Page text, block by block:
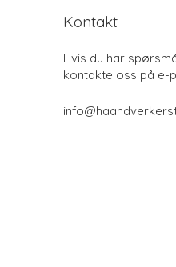
Kontakt
Hvis du har
kontakte oss på e-